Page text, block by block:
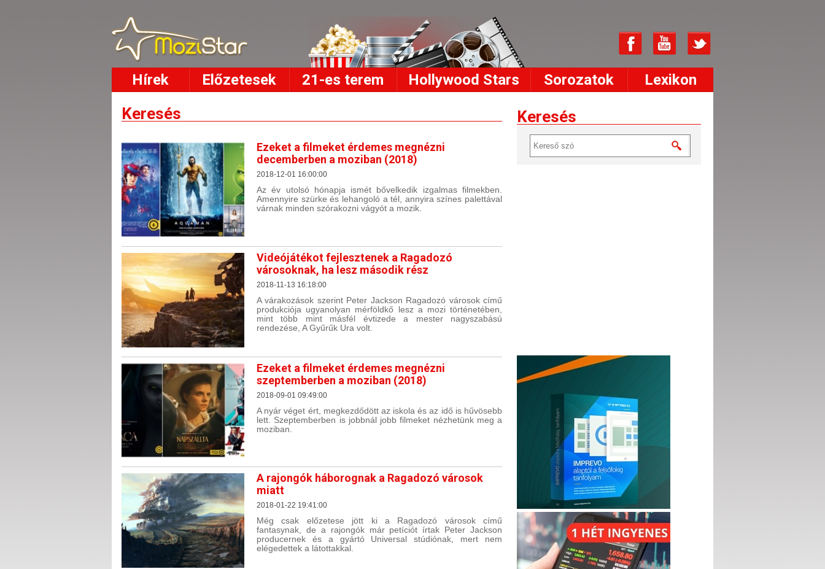
Hírek Előzetesek 21-es terem Hollywood Stars Sorozatok Lexikon
Keresés
Ezeket a filmeket érdemes megnézni
decemberben a moziban (2018)
2018-12-01 16:00:00
Az év utolsó hónapja ismét bővelkedik izgalmas filmekben.
Amennyire szürke és lehangoló a tél, annyira színes palettával
várnak minden szórakozni vágyót a mozik.
Videójátékot fejlesztenek a Ragadozó
városoknak, ha lesz második rész
2018-11-13 16:18:00
A várakozások szerint Peter Jackson Ragadozó városok című
produkciója ugyanolyan mérföldkő lesz a mozi történetében,
mint több mint másfél évtizede a mester nagyszabású
rendezése, A Gyűrűk Ura volt.
Ezeket a filmeket érdemes megnézni
szeptemberben a moziban (2018)
2018-09-01 09:49:00
A nyár véget ért, megkezdődött az iskola és az idő is hűvösebb
lett. Szeptemberben is jobbnál jobb filmeket nézhetünk meg a
moziban.
A rajongók háborognak a Ragadozó városok
miatt
2018-01-22 19:41:00
Még csak előzetese jött ki a Ragadozó városok című
fantasynak, de a rajongók már petíciót írtak Peter Jackson
producernek és a gyártó Universal stúdiónak, mert nem
elégedettek a látottakkal.
Keresés